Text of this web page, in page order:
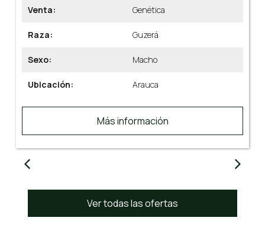
Venta:
Ubicación:
Ver todas las ofertas